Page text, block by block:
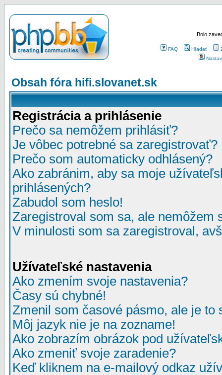
Bolo
FAQ Hľadať
Obsah fóra hifi.slovanet.sk
Registrácia a prihlásenie
Prečo sa nemôžem prihlásiť?
Je vôbec potrebné sa zaregistrovať?
Prečo som automaticky odhlásený?
Ako zabránim, aby sa moje
prihlásených?
Zabudol som heslo!
Zaregistroval som sa, ale nemôžem
V minulosti som sa zaregistroval,
Užívateľské nastavenia
Ako zmením svoje nastavenia?
Časy sú chybné!
Zmenil som časové pásmo, ale je to
Môj jazyk nie je na zozname!
Ako zobrazím obrázok pod
Ako zmeniť svoje zaradenie?
Keď kliknem na e-mailový odkaz